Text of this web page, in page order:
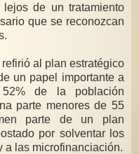
de un tratamiento
que se reconozcan
al plan estratégico
un papel importante a
de la población
parte menores de 55
parte de un plan
por solventar los
a las microfinanciación.